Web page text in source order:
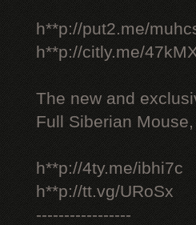
h**p://put2.me/
h**p://citly.me/
The new and
Full Siberian
h**p://4ty.me/ibhi7c
h**p://tt.vg/URoSx
-----------------